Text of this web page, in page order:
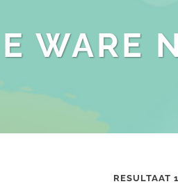
WARE
RESULTAAT